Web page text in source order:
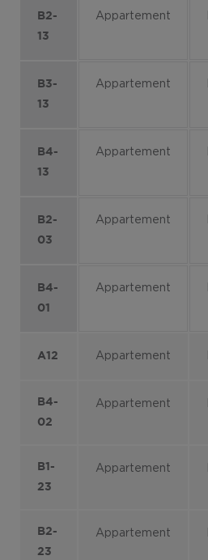
B2-
13
Appartement
B3-
13
Appartement
B4-
13
Appartement
B2-
03
Appartement
B4-
01
Appartement
A12 Appartement
B4-
02
Appartement
B1-
23
Appartement
B2-
23
Appartement